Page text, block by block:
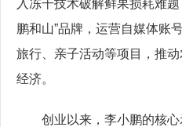
入冻干技术破解鲜果损耗难
鹏和山”品牌，运营自媒体账
旅行、亲子活动等项目，推
经济。
创业以来，李小鹏的核心